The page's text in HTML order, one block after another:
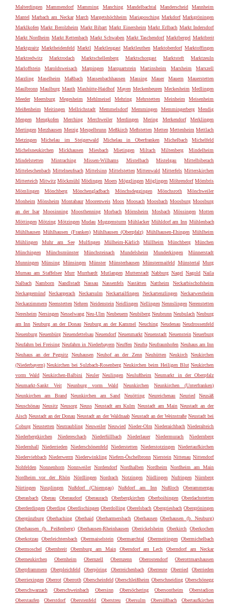
Malterdingen
Mammendorf Mamming Manching Mandelbachtal Manderscheid
Mannheim
Mantel Marbach am Neckar March Margetshöchheim Mariaposching Markdorf Markgröningen
Marklkofen Markt Berolzheim Markt Bibart Markt Einersheim Markt Erlbach Markt Indersdorf
Markt Nordheim Markt Rettenbach Markt Schwaben Markt Taschendorf Marktbergel Marktbreit
Marktgraitz Marktheidenfeld Marktl Marktleugast Marktleuthen Marktoberdorf Marktoffingen
Marktredwitz
Marktrodach Marktschellenberg Marktschorgast Marktsteft
Marktzeuln
Marloffstein
Maroldsweisach Marpingen Marquartstein Martinsheim Marxheim
Marxzell
Marzling
Maselheim Maßbach Massenbachhausen Massing Mauer Mauern
Mauerstetten
Maulbronn Maulburg Mauth Maxhütte-Haidhof Mayen Meckenbeuren Meckesheim Medlingen
Meeder
Meersburg Megesheim Mehlmeisel Mehring Mehrstetten Meinheim
Meisenheim
Meißenheim
Meitingen Mellrichstadt Memmelsdorf Memmingen Memmingerberg
Mendig
Mengen
Mengkofen Merching Merchweiler Merdingen Mering Merkendorf
Merklingen
Mertingen Merzhausen Merzig Mespelbrunn Meßkirch Meßstetten Metten Mettenheim Mettlach
Metzingen
Michelau im Steigerwald Michelau in Oberfranken Michelbach
Michelfeld
Michelsneukirchen
Mickhausen Miesbach Mietingen Miltach Miltenberg
Mindelheim
Mindelstetten
Mintraching Missen-Wilhams Mistelbach Mistelgau
Mittelbiberach
Mitteleschenbach Mittelneufnach Mittelsinn Mittelstetten Mittenwald Mitterfels Mitterskirchen
Mitterteich Mitwitz Möckmühl Mödingen Moers Mögglingen Möglingen Möhrendorf Mömbris
Mömlingen
Mönchberg Mönchengladbach Mönchsdeggingen Mönchsroth
Mönchweiler
Monheim Mönsheim Montabaur Moorenweis Moos Moosach Moosbach Moosburg Moosburg
an der Isar
Moosinning Moosthenning Morbach Mörnsheim Mosbach Mössingen Motten
Möttingen Mötzing Mötzingen Mudau Muggensturm Mühlacker Mühldorf am Inn Mühlenbach
Mühlhausen Mühlhausen (Franken) Mühlhausen (Oberpfalz) Mühlhausen-Ehingen Mühlheim
Mühlingen
Muhr am See Mulfingen Mülheim-Kärlich Müllheim Münchberg
München
Münchingen
Münchsmünster Münchsteinach Mundelsheim Munderkingen
Münnerstadt
Munningen Münsing Münsingen Münster Münsterhausen Münstermaifeld Münstertal Murg
Murnau am Staffelsee Murr Murrhardt Mutlangen Mutterstadt Nabburg Nagel Nagold Naila
Nalbach
Namborn Nandlstadt Nassau Nassenfels Nastätten Nattheim
Neckarbischofsheim
Neckargemünd Neckargerach Neckarsulm Neckartailfingen Neckartenzlingen Neckarwestheim
Neckarzimmern Neenstetten Nehren Neidenstein Neidlingen Nellingen Nennslingen Nerenstetten
Neresheim Nersingen Nesselwang Neu-Ulm Neubeuern Neubiberg Neubrunn Neubulach Neuburg
am Inn Neuburg an der Donau Neuburg an der Kammel Neuching Neudenau Neudrossenfeld
Neuenburg Neuenbürg Neuendettelsau Neuendorf Neuenmarkt Neuenstadt Neuenstein Neuerburg
Neufahrn bei Freising Neufahrn in Niederbayern Neuffen Neufra Neufraunhofen Neuhaus am Inn
Neuhaus an der Pegnitz
Neuhausen Neuhof an der Zenn Neuhütten Neukirch Neukirchen
(Niederbayern) Neukirchen bei Sulzbach-Rosenberg Neukirchen beim Heiligen Blut Neukirchen
vorm Wald Neukirchen-Balbini Neuler Neulingen Neulußheim
Neumarkt in der Oberpfalz
Neumarkt-Sankt Veit
Neunburg vorm Wald Neunkirchen
Neunkirchen (Unterfranken)
Neunkirchen am Brand
Neunkirchen am Sand Neuötting Neureichenau Neuried
Neusäß
Neuschönau Neusitz Neusorg Neuss Neustadt am Kulm Neustadt am Main Neustadt an der
Aisch Neustadt an der Donau Neustadt an der Waldnaab Neustadt an der Weinstraße Neustadt bei
Coburg Neustetten Neutraubling Neuweiler Neuwied Nieder-Olm Niederaichbach Niederalteich
Niederbergkirchen
Niedereschach Niederfüllbach Niederlauer Niedermurach
Niedernberg
Niedernhall
Niederrieden Niederschönenfeld Niederstetten Niederstotzingen Niedertaufkirchen
Niederviehbach Niederwerrn Niederwinkling Niefern-Öschelbronn Nierstein Nittenau Nittendorf
Nohfelden Nonnenhorn Nonnweiler Nordendorf Nordhalben Nordheim
Nordheim am Main
Nordheim vor der Rhön
Nördlingen Nordrach Notzingen Nüdlingen Nufringen
Nürnberg
Nürtingen
Nusplingen Nußdorf (Chiemgau) Nußdorf am Inn Nußloch
Oberammergau
Oberasbach
Oberau Oberaudorf Oberaurach Oberbergkirchen Oberboihingen
Oberdachstetten
Oberderdingen Oberding Oberdischingen Oberdolling Oberelsbach Obergriesbach Obergröningen
Obergünzburg Oberhaching Oberhaid Oberharmersbach Oberhausen Oberhausen (b. Neuburg)
Oberhausen (b. Peißenberg) Oberhausen-Rheinhausen Oberickelsheim Oberkirch Oberkochen
Oberkotzau
Oberleichtersbach Obermaiselstein Obermarchtal Obermeitingen
Obermichelbach
Obermoschel
Obernbreit Obernburg am Main Oberndorf am Lech
Oberndorf am Neckar
Oberneukirchen
Obernheim Obernzell Obernzenn Oberostendorf
Oberottmarshausen
Oberpframmern
Oberpleichfeld Oberpöring Oberreichenbach Oberreute Oberried
Oberrieden
Oberriexingen Oberrot Oberroth Oberscheinfeld Oberschleißheim Oberschneiding Oberschönegg
Oberschwarzach
Oberschweinbach Obersinn Obersöchering Obersontheim
Oberstadion
Oberstaufen
Oberstdorf Oberstenfeld Oberstreu Obersulm Obersüßbach
Obertaufkirchen